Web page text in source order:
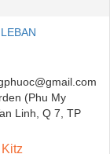
(Phu My
Linh, Q 7, TP